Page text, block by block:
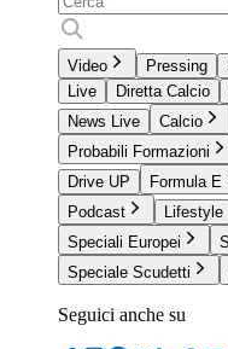
Video Pressing
Live
Diretta Calcio
News Live
Calcio
Probabili Formazioni
Drive UP
Formula E
Podcast
Lifestyle
Speciali Europei
Speciale Scudetti
Seguici anche su